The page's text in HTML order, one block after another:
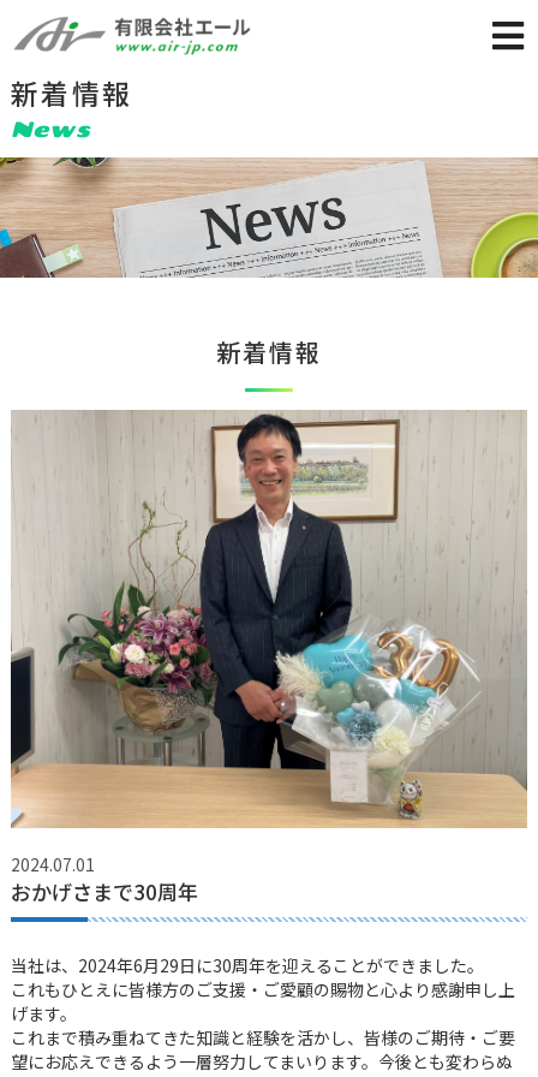
新着情報
News
新着情報
2024.07.01
おかげさまで30周年
当社は、2024年6月29日に30周年を迎えることができました。
これもひとえに皆様方のご支援・ご愛顧の賜物と心より感謝申し上
げます。
これまで積み重ねてきた知識と経験を活かし、皆様のご期待・ご要
望にお応えできるよう一層努力してまいります。今後とも変わらぬ